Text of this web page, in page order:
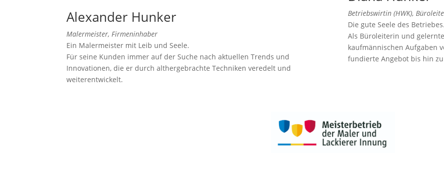
Alexander Hunker
Malermeister, Firmeninhaber
Ein Malermeister mit Leib und Seele.
Für seine Kunden immer auf der Suche nach aktuellen Trends und
Innovationen, die er durch althergebrachte Techniken veredelt und
weiterentwickelt.
Betriebswirtin (HWK),
Die gute Seele des
Als Büroleiterin und
kaufmännischen Aufgaben
fundierte Angebot bis hin